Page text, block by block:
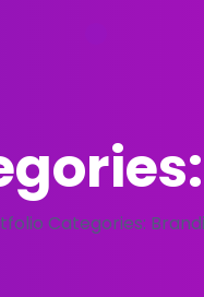
Categories: